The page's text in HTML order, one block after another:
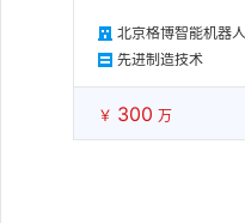
北京格博智能机器
先进制造技术
￥ 300 万